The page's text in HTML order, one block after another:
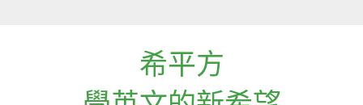
希平方